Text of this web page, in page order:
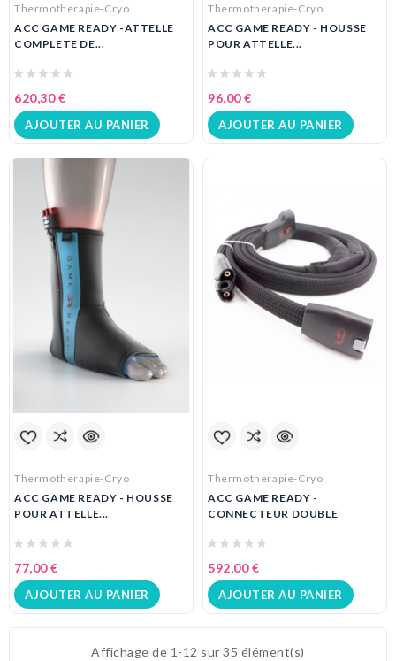
Thermotherapie-Cryo
ACC GAME READY -ATTELLE
COMPLETE DE...
620,30 €
AJOUTER AU PANIER
Thermotherapie-Cryo
ACC GAME READY - HOUSSE
POUR ATTELLE...
96,00 €
AJOUTER AU PANIER
Thermotherapie-Cryo
ACC GAME READY - HOUSSE
POUR ATTELLE...
77,00 €
AJOUTER AU PANIER
Thermotherapie-Cryo
ACC GAME READY -
CONNECTEUR DOUBLE
592,00 €
AJOUTER AU PANIER
Affichage de 1-12 sur 35 élément(s)